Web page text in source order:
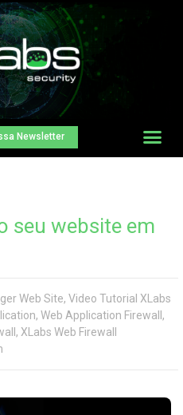
Newsletter
seu website em
Web Site, Video Tutorial XLabs
, Web Application Firewall,
, XLabs Web Firewall